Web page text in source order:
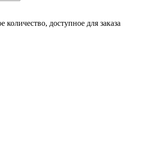
доступное для заказа